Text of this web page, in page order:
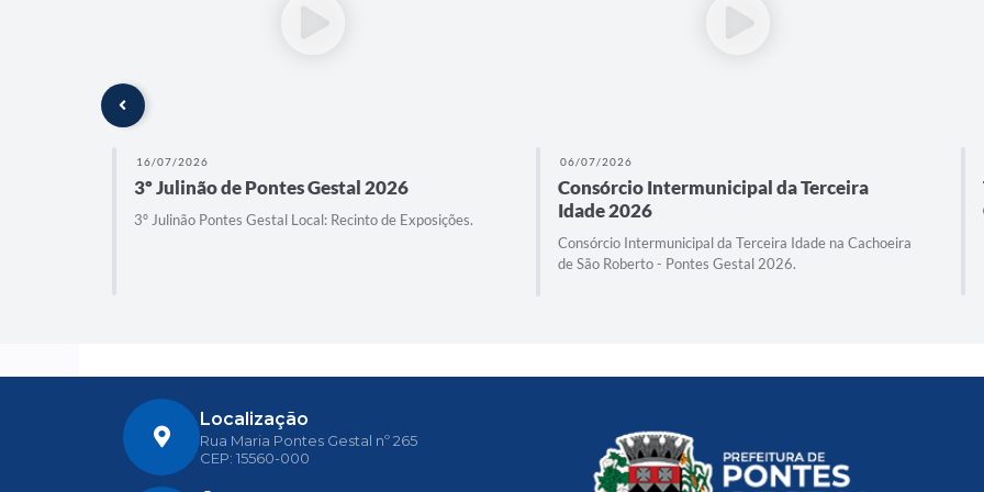
16/07/2026
3º Julinão de Pontes Gestal 2026
3º Julinão Pontes Gestal Local: Recinto de Exposições.
06/07/2026
Consórcio Intermunicipal da Terceira
Idade 2026
Consórcio Intermunicipal da Terceira Idade na Cachoeira
de São Roberto - Pontes Gestal 2026.
Localização
Rua Maria Pontes Gestal nº 265
CEP: 15560-000